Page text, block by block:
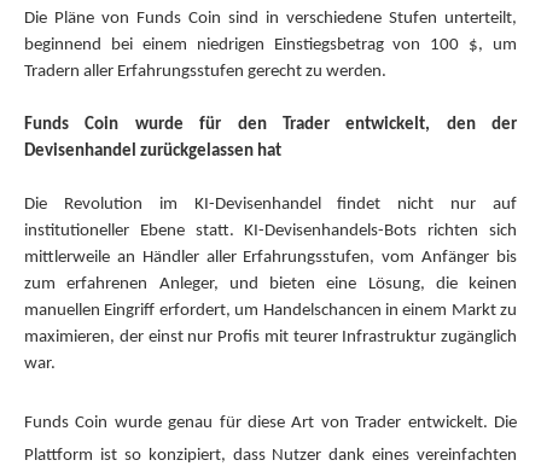
Die Pläne von Funds Coin sind in verschiedene Stufen unterteilt,
beginnend bei einem niedrigen Einstiegsbetrag von 100 $, um
Tradern aller Erfahrungsstufen gerecht zu werden.
Funds Coin wurde für den Trader entwickelt, den der
Devisenhandel zurückgelassen hat
Die Revolution im KI-Devisenhandel findet nicht nur auf
institutioneller Ebene statt. KI-Devisenhandels-Bots richten sich
mittlerweile an Händler aller Erfahrungsstufen, vom Anfänger bis
zum erfahrenen Anleger, und bieten eine Lösung, die keinen
manuellen Eingriff erfordert, um Handelschancen in einem Markt zu
maximieren, der einst nur Profis mit teurer Infrastruktur zugänglich
war.
Funds Coin wurde genau für diese Art von Trader entwickelt. Die
Plattform ist so konzipiert, dass Nutzer dank eines vereinfachten